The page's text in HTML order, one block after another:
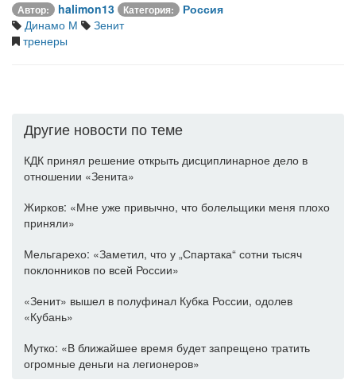
Автор: halimon13 Категория:
Россия
Динамо М
Зенит
тренеры
Другие новости по теме
КДК принял решение открыть дисциплинарное дело в
отношении «Зенита»
Жирков: «Мне уже привычно, что болельщики меня плохо
приняли»
Мельгарехо: «Заметил, что у „Спартака“ сотни тысяч
поклонников по всей России»
«Зенит» вышел в полуфинал Кубка России, одолев
«Кубань»
Мутко: «В ближайшее время будет запрещено тратить
огромные деньги на легионеров»